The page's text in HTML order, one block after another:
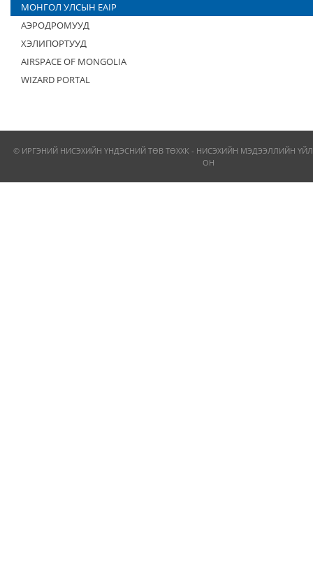
МОНГОЛ УЛСЫН EAIP
АЭРОДРОМУУД
ХЭЛИПОРТУУД
AIRSPACE OF MONGOLIA
WIZARD PORTAL
© ИРГЭНИЙ НИСЭХИЙН ҮНДЭСНИЙ ТӨВ ТӨХХК - НИСЭХИЙН МЭДЭЭЛЛИЙН
ОН